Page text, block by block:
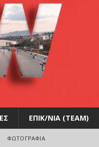
ΕΠΙΚ/ΝΙΑ (TEAM)
ΦΩΤΟΓΡΑΦΙΑ